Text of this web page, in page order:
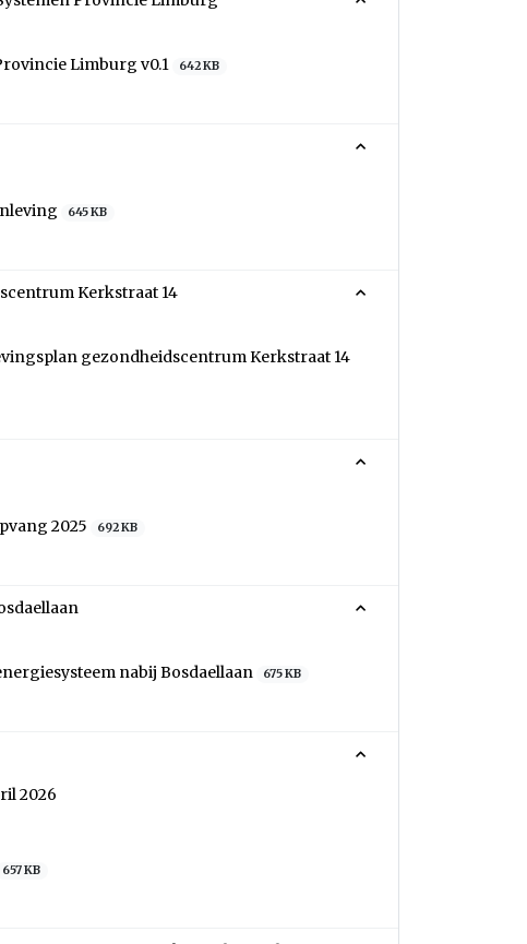
Limburg v0.1
642 KB
645 KB
Kerkstraat 14
gezondheidscentrum Kerkstraat 14
2025
692 KB
nabij Bosdaellaan
675 KB
2026
657 KB